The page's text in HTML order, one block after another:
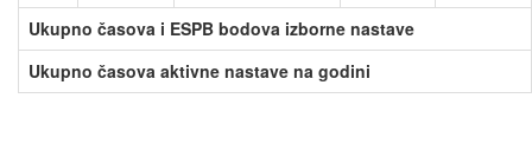
Ukupno časova i ESPB bodova izborne nastave
Ukupno časova aktivne nastave na godini